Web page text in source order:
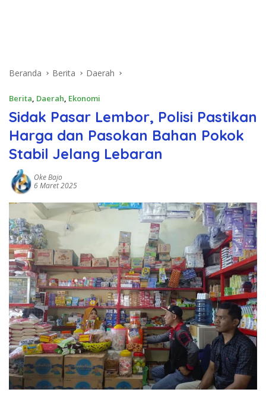
Beranda Berita Daerah
Berita, Daerah, Ekonomi
Sidak Pasar Lembor, Polisi Pastikan
Harga dan Pasokan Bahan Pokok
Stabil Jelang Lebaran
Oke Bajo
6 Maret 2025